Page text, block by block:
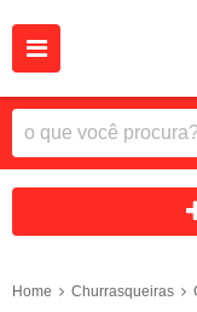
Home Churrasqueiras